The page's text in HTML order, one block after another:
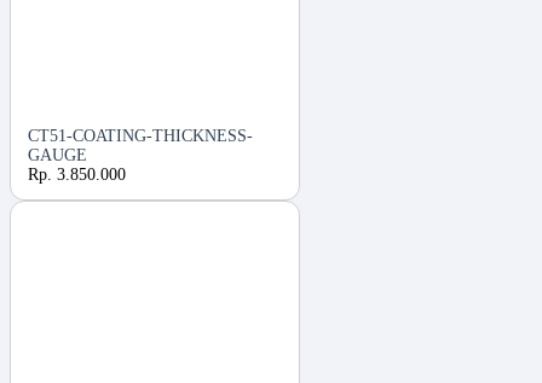
CT51-COATING-THICKNESS-
GAUGE
Rp. 3.850.000